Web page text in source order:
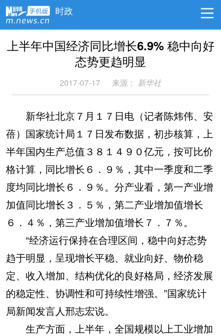
时政
上半年中国经济同比增长6.9% 稳中向好
态势更趋明显
2017-07-17 来源： 新华社
新华社北京７月１７日电（记者陈炜伟、安
蓓）国家统计局１７日发布数据，初步核算，上
半年国内生产总值３８１４９０亿元，按可比价
格计算，同比增长６．９％，其中一季度和二季
度均同比增长６．９％。分产业看，第一产业增
加值同比增长３．５％，第二产业增加值增长
６．４％，第三产业增加值增长７．７％。
“经济运行保持在合理区间，稳中向好态势
趋于明显，呈现增长平稳、就业向好、物价稳
定、收入增加、结构优化的良好格局，经济发展
的稳定性、协调性和可持续性增强。”国家统计
局新闻发言人邢志宏说。
生产方面，上半年，全国规模以上工业增加